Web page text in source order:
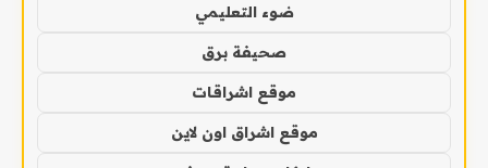
ضوء التعليمي
صحيفة برق
موقع اشراقات
موقع اشراق اون لاين